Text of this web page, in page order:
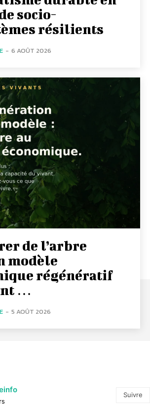
socio-
résilients
- 6 AOÛT 2026
de l’arbre
modèle
régénératif
…
- 5 AOÛT 2026
Suivre